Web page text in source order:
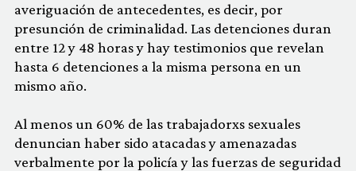
averiguación de antecedentes, es decir, por
presunción de criminalidad. Las detenciones duran
entre 12 y 48 horas y hay testimonios que revelan
hasta 6 detenciones a la misma persona en un
mismo año.
Al menos un 60% de las trabajadorxs sexuales
denuncian haber sido atacadas y amenazadas
verbalmente por la policía y las fuerzas de seguridad